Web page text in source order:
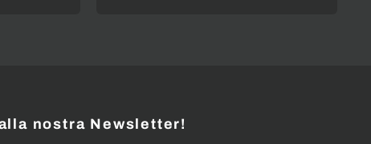
nostra Newsletter!